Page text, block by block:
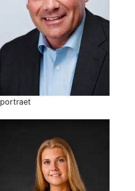
portraet